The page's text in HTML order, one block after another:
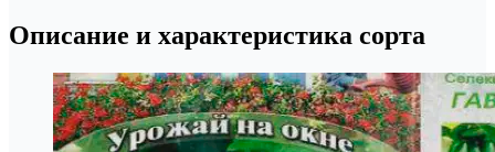
Описание и характеристика сорта